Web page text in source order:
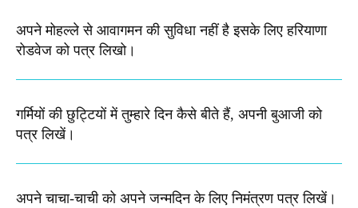
अपने मोहल्ले से आवागमन की सुविधा नहीं है इसके लिए हरियाणा
रोडवेज को पत्र लिखो।
गर्मियों की छुट्टियों में तुम्हारे दिन कैसे बीते हैं, अपनी बुआजी को
पत्र लिखें।
अपने चाचा-चाची को अपने जन्मदिन के लिए निमंत्रण पत्र लिखें।